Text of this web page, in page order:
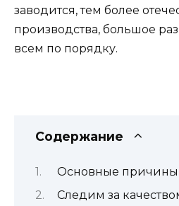
заводится, тем более
производства, большое
всем по порядку.
Содержание
Основные причины
Следим за